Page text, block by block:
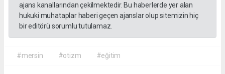
ajans kanallarından çekilmektedir. Bu haberlerde yer alan
hukuki muhataplar haberi geçen ajanslar olup sitemizin hiç
bir editörü sorumlu tutulamaz.
#mersin #otizm #eğitim